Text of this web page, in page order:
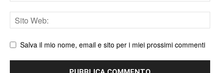
Sito
web
Salva il mio nome, email e sito per i miei prossimi commenti